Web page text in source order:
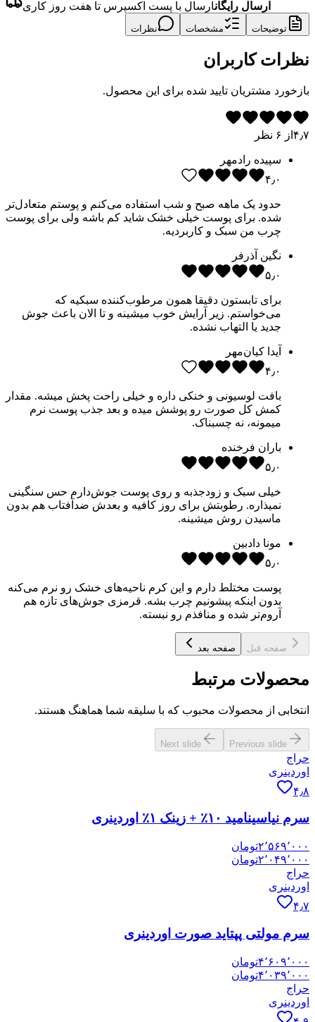
ارسال رایگانارسال با پست اکسپرس تا هفت روز کاری
توضیحات مشخصات نظرات
نظرات کاربران
بازخورد مشتریان تایید شده برای این محصول.
۴٫۷ از ۶ نظر
سپیده رادمهر
۴٫۰
حدود یک ماهه صبح و شب استفاده می‌کنم و پوستم متعادل‌تر
شده. برای پوست خیلی خشک شاید کم باشه ولی برای پوست
چرب من سبک و کاربردیه.
نگین آذرفر
۵٫۰
برای تابستون دقیقا همون مرطوب‌کننده سبکیه که
می‌خواستم. زیر آرایش خوب میشینه و تا الان باعث جوش
جدید یا التهاب نشده.
آیدا کیان‌مهر
۴٫۰
بافت لوسیونی و خنکی داره و خیلی راحت پخش میشه. مقدار
کمش کل صورت رو پوشش میده و بعد جذب پوست نرم
میمونه، نه چسبناک.
باران فرخنده
۵٫۰
خیلی سبک و زودجذبه و روی پوست جوش‌دارم حس سنگینی
نمیذاره. رطوبتش برای روز کافیه و بعدش ضدآفتاب هم بدون
ماسیدن روش میشینه.
مونا دادبین
۵٫۰
پوست مختلط دارم و این کرم ناحیه‌های خشک رو نرم می‌کنه
بدون اینکه پیشونیم چرب بشه. قرمزی جوش‌های تازه هم
آروم‌تر شده و منافذم رو نبسته.
صفحه قبل صفحه بعد
محصولات مرتبط
انتخابی از محصولات محبوب که با سلیقه شما هماهنگ هستند.
Previous slide
Next slide
حراج
اوردینری
۴٫۸
سرم نیاسینامید ۱۰٪ + زینک ۱٪ اوردینری
۲٬۵۶۹٬۰۰۰تومان
۲٬۰۴۹٬۰۰۰تومان
حراج
اوردینری
۴٫۷
سرم مولتی پپتاید صورت اوردینری
۴٬۶۰۹٬۰۰۰تومان
۴٬۰۳۹٬۰۰۰تومان
حراج
اوردینری